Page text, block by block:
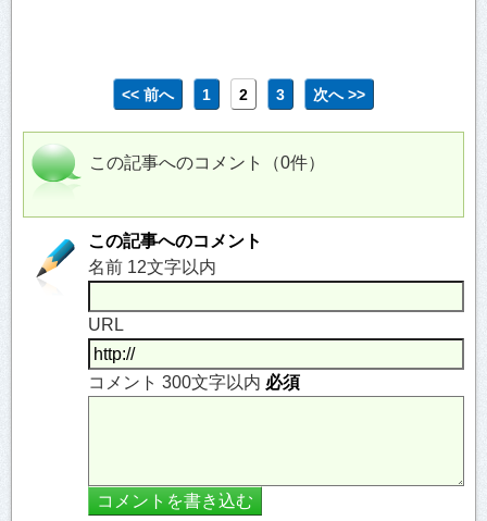
<< 前へ 1 2 3 次へ >>
この記事へのコメント（0件）
この記事へのコメント
名前 12文字以内
URL
コメント 300文字以内 必須